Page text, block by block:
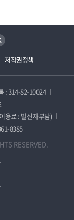
저작권정책
: 314-82-10024
용료 : 발신자부담)
8385
RESERVED.